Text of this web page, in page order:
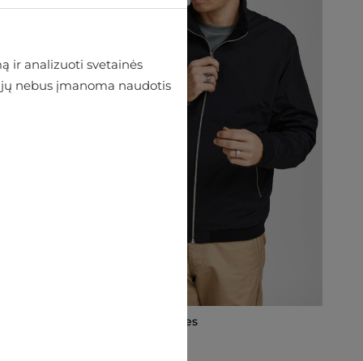
Tarpsezonis Jack & Jones
ir analizuoti svetainės
nebus įmanoma naudotis